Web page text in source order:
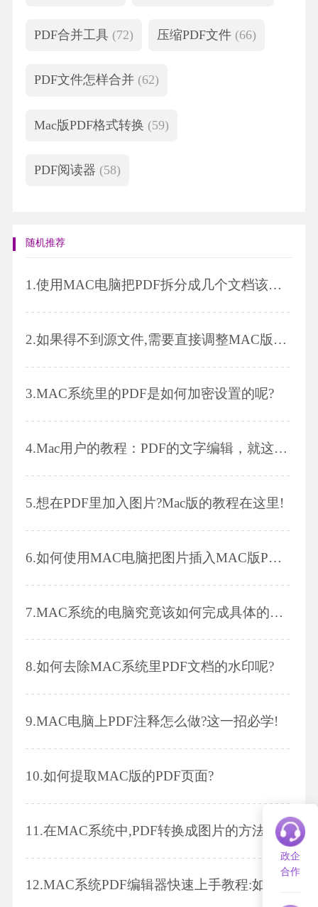
PDF合并工具 (72) 压缩PDF文件 (66)
PDF文件怎样合并 (62)
Mac版PDF格式转换 (59)
PDF阅读器 (58)
随机推荐
1.使用MAC电脑把PDF拆分成几个文档该怎么做呢?
2.如果得不到源文件,需要直接调整MAC版PDF页面的顺序,应该怎么做呢?
3.MAC系统里的PDF是如何加密设置的呢?
4.Mac用户的教程：PDF的文字编辑，就这么简单!
5.想在PDF里加入图片?Mac版的教程在这里!
6.如何使用MAC电脑把图片插入MAC版PDF文件中呢?
7.MAC系统的电脑究竟该如何完成具体的MAC版PDF剪裁呢?
8.如何去除MAC系统里PDF文档的水印呢?
9.MAC电脑上PDF注释怎么做?这一招必学!
10.如何提取MAC版的PDF页面?
11.在MAC系统中,PDF转换成图片的方法有哪些?
12.MAC系统PDF编辑器快速上手教程:如何为MAC版PDF文档添加水印
政企
合作